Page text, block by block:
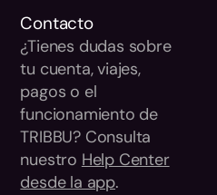
Contacto
¿Tienes dudas sobre
tu cuenta, viajes,
pagos o el
funcionamiento de
TRIBBU? Consulta
nuestro Help Center
desde la app.